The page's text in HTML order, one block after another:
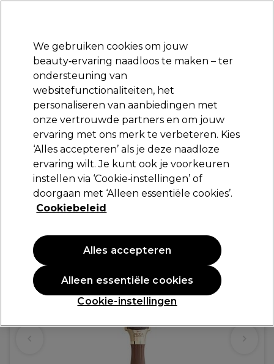
Aanmelden
Merken Deals Haar Elektra
Volgende dag geleverd*
Na verzending, maandag t/m vrijdag
Olivia Garden
Olivia Garden Expert Blowout Shine Wavy
28,59 €
We gebruiken cookies om jouw
beauty‑ervaring naadloos te maken – ter
ondersteuning van
websitefunctionaliteiten, het
personaliseren van aanbiedingen met
onze vertrouwde partners en om jouw
ervaring met ons merk te verbeteren. Kies
‘Alles accepteren’ als je deze naadloze
ervaring wilt. Je kunt ook je voorkeuren
instellen via ‘Cookie‑instellingen’ of
doorgaan met ‘Alleen essentiële cookies’.
Cookiebeleid
Cookie-instellingen
Alleen essentiële cookies
Alles accepteren